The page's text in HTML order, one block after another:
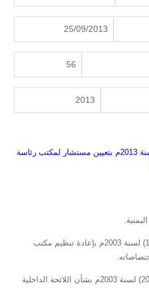
25/09/2013
56
2013
قرار رئيس الجمهورية رقم (56) لسنة 2013م بتعيين مستشار لمكتب رئاسة
وعلى قرار رئيس الجمهورية رقم (1) لسنة 2003م بإعادة تنظيم مكتب
وعلى قرار رئيس الجمهورية رقم (20) لسنة 2003م بشأن اللائحة الداخلية